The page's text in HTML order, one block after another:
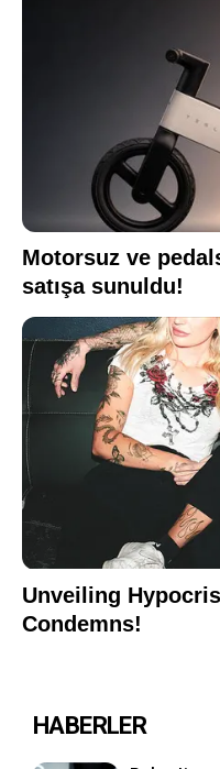
HABERLER